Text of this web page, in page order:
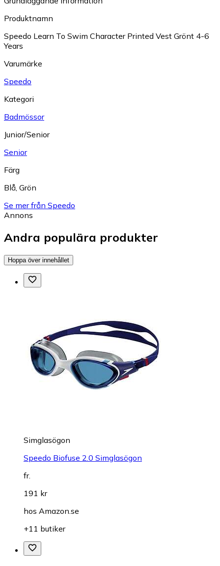
Produktnamn
Speedo Learn To Swim Character Printed Vest Grönt 4-6
Years
Varumärke
Speedo
Kategori
Badmössor
Junior/Senior
Senior
Färg
Blå Grön
Se mer från Speedo
Annons
Andra populära produkter
Hoppa över innehållet
Simglasögon
Speedo Biofuse 2.0 Simglasögon
fr.
191 kr
hos Amazon.se
+11 butiker